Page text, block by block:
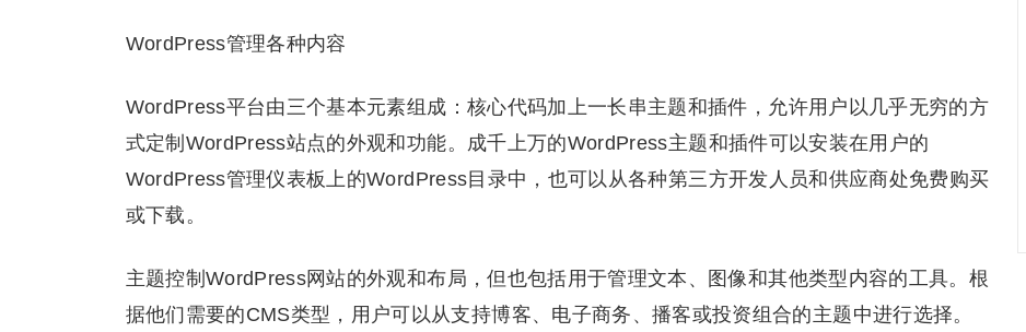
WordPress管理各种内容
WordPress平台由三个基本元素组成：核心代码加上一长串主题和插件，允许用户以几乎无穷的方
式定制WordPress站点的外观和功能。成千上万的WordPress主题和插件可以安装在用户的
WordPress管理仪表板上的WordPress目录中，也可以从各种第三方开发人员和供应商处免费购买
或下载。
主题控制WordPress网站的外观和布局，但也包括用于管理文本、图像和其他类型内容的工具。根
据他们需要的CMS类型，用户可以从支持博客、电子商务、播客或投资组合的主题中进行选择。